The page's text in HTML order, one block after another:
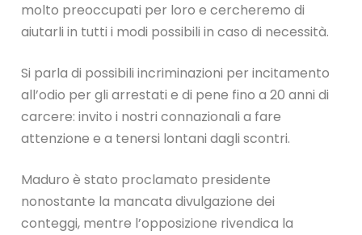
molto preoccupati per loro e cercheremo di
aiutarli in tutti i modi possibili in caso di necessità.
Si parla di possibili incriminazioni per incitamento
all’odio per gli arrestati e di pene fino a 20 anni di
carcere: invito i nostri connazionali a fare
attenzione e a tenersi lontani dagli scontri.
Maduro è stato proclamato presidente
nonostante la mancata divulgazione dei
conteggi, mentre l’opposizione rivendica la